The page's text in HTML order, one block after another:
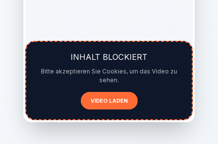
INHALT BLOCKIERT
Bitte akzeptieren Sie Cookies, um das Video zu
sehen.
VIDEO LADEN